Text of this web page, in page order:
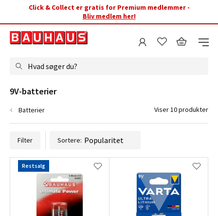
Click & Collect er gratis for Premium medlemmer -
Bliv medlem her!
Hvad søger du?
Filter Sortere:
Restsalg
9V-batterier
Batterier Viser 10 produkter